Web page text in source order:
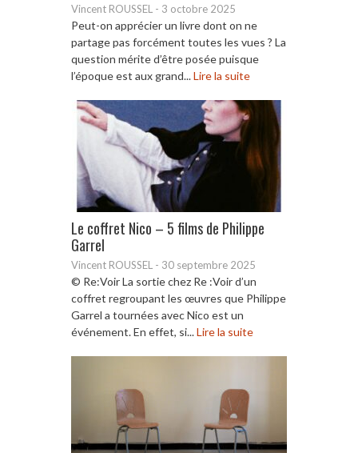
Vincent ROUSSEL - 3 octobre 2025
Peut-on apprécier un livre dont on ne
partage pas forcément toutes les vues ? La
question mérite d’être posée puisque
l’époque est aux grand...Lire la suite
Le coffret Nico – 5 films de Philippe
Garrel
Vincent ROUSSEL - 30 septembre 2025
© Re:Voir La sortie chez Re :Voir d’un
coffret regroupant les œuvres que Philippe
Garrel a tournées avec Nico est un
événement. En effet, si...Lire la suite